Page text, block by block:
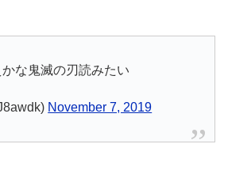
な鬼滅の刃読みたい
November 7, 2019